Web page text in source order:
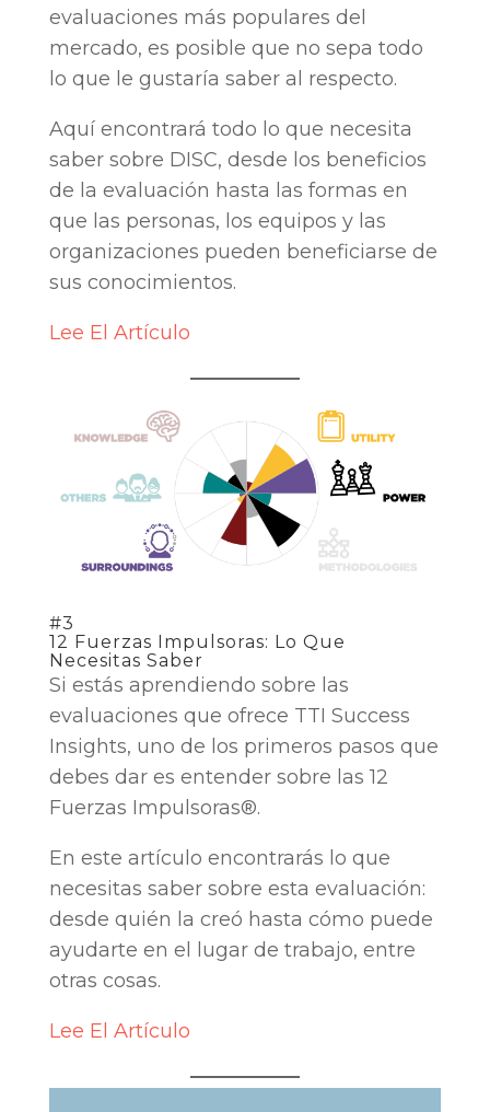
evaluaciones más populares del
mercado, es posible que no sepa todo
lo que le gustaría saber al respecto.
Aquí encontrará todo lo que necesita
saber sobre DISC, desde los beneficios
de la evaluación hasta las formas en
que las personas, los equipos y las
organizaciones pueden beneficiarse de
sus conocimientos.
Lee El Artículo
#3
12 Fuerzas Impulsoras: Lo Que
Necesitas Saber
Si estás aprendiendo sobre las
evaluaciones que ofrece TTI Success
Insights, uno de los primeros pasos que
debes dar es entender sobre las 12
Fuerzas Impulsoras®.
En este artículo encontrarás lo que
necesitas saber sobre esta evaluación:
desde quién la creó hasta cómo puede
ayudarte en el lugar de trabajo, entre
otras cosas.
Lee El Artículo